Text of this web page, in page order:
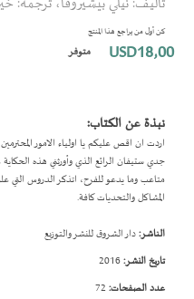
كن أول من يراجع هذا المنتج
USD18٫00 متوفر
نبذة عن الكتاب:
اردت ان اقص عليكم يا اولياء الامور
جدي ستيفان الرائع الذي وأورثني هذه
متاعب وما يدعو للفرح، اتذكر الدروس التي
المشاكل والتحديات كافة.
الناشر:دار الشروق للنشر والتوزيع
تاريخ النشر:
عدد الصفحات:
بداية
معرض
الصور